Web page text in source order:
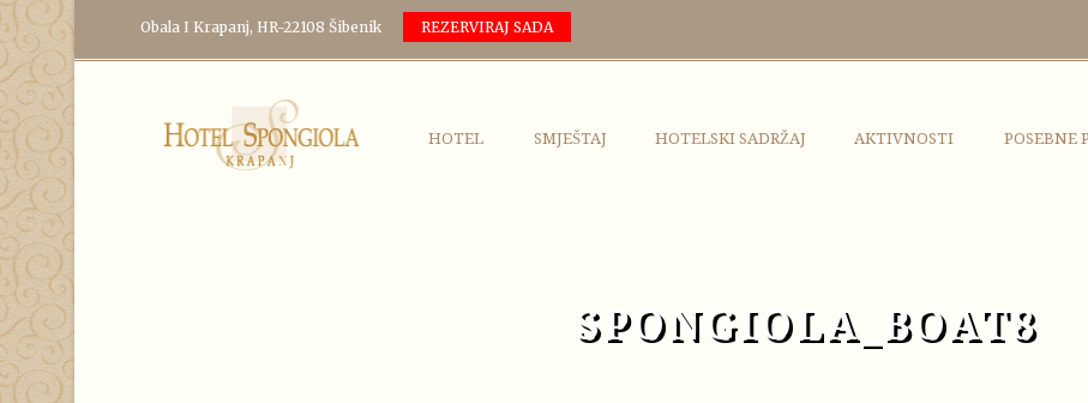
Obala I Krapanj, HR-22108 Šibenik REZERVIRAJ SADA
HOTEL SMJEŠTAJ HOTELSKI SADRŽAJ AKTIVNOSTI POSEBNE
SPONGIOLA_BOAT8